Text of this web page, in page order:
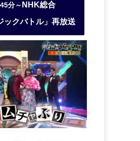
分～ NHK総合
ックバトル」再放送